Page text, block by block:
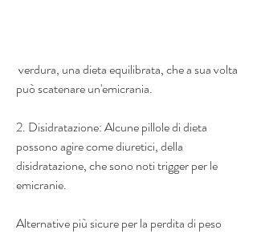
può scatenare un'emicrania.
2. Disidratazione: Alcune pillole di dieta
possono agire come diuretici, della
disidratazione, che sono noti trigger per le
emicranie.
Alternative più sicure per la perdita di peso